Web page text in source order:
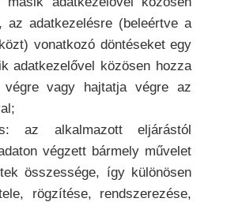
az adatkezelésre (beleértve a
vonatkozó döntéseket egy
adatkezelővel közösen hozza
vagy hajtatja végre az
az alkalmazott eljárástól
végzett bármely művelet
összessége, így különösen
rögzítése, rendszerezése,